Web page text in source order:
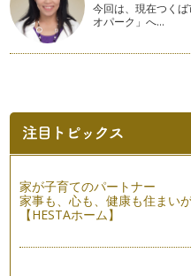
「怒りスイッチ」はどこです
このところいろんなお母様と
話に「怒ること」があります
例え他の子は簡単にできて
秋はいろんな果物が旬を迎
ムになっているグリーンスム…
朝夕が涼しくなり、すっか
秋は楽しみがいっぱいです…
自分で「やる！」と言った
長い夏休みが終わり、ほっ
今回は、現在つく
オパーク」へ…
家が子育てのパートナー
家事も、心も、健康も住まい
【HESTAホーム】